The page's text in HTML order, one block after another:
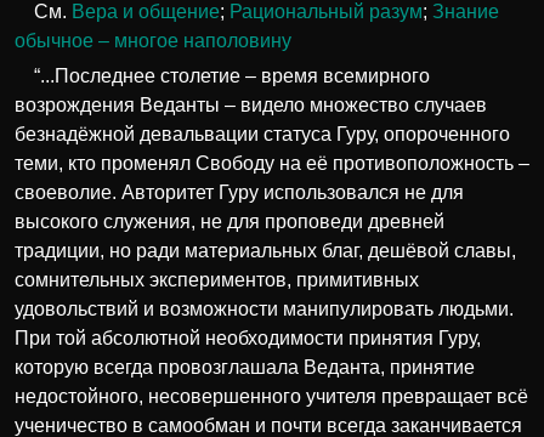
См. Вера и общение; Рациональный разум; Знание
обычное – многое наполовину
“...Последнее столетие – время всемирного
возрождения Веданты – видело множество случаев
безнадёжной девальвации статуса Гуру, опороченного
теми, кто променял Свободу на её противоположность –
своеволие. Авторитет Гуру использовался не для
высокого служения, не для проповеди древней
традиции, но ради материальных благ, дешёвой славы,
сомнительных экспериментов, примитивных
удовольствий и возможности манипулировать людьми.
При той абсолютной необходимости принятия Гуру,
которую всегда провозглашала Веданта, принятие
недостойного, несовершенного учителя превращает всё
ученичество в самообман и почти всегда заканчивается